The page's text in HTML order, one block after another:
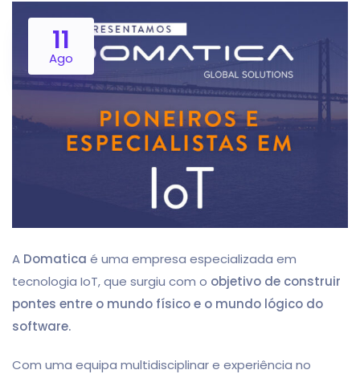
11
Ago
A Domatica é uma empresa especializada em
tecnologia IoT, que surgiu com o objetivo de construir
pontes entre o mundo físico e o mundo lógico do
software.
Com uma equipa multidisciplinar e experiência no